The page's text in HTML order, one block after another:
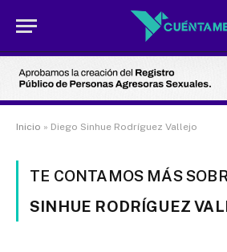
Inicio » Diego Sinhue Rodríguez Vallejo
TE CONTAMOS MÁS
SINHUE RODRÍGUEZ